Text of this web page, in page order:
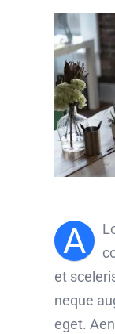
A
et
neque
eget.